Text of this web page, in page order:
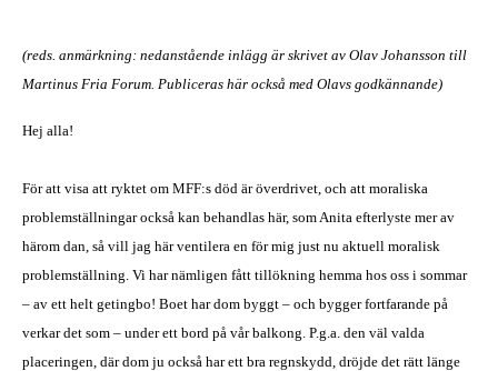
(reds. anmärkning: nedanstående inlägg är skrivet av Olav Johansson till
Martinus Fria Forum. Publiceras här också med Olavs godkännande)
Hej alla!
För att visa att ryktet om MFF:s död är överdrivet, och att moraliska
problemställningar också kan behandlas här, som Anita efterlyste mer av
härom dan, så vill jag här ventilera en för mig just nu aktuell moralisk
problemställning. Vi har nämligen fått tillökning hemma hos oss i sommar
– av ett helt getingbo! Boet har dom byggt – och bygger fortfarande på
verkar det som – under ett bord på vår balkong. P.g.a. den väl valda
placeringen, där dom ju också har ett bra regnskydd, dröjde det rätt länge